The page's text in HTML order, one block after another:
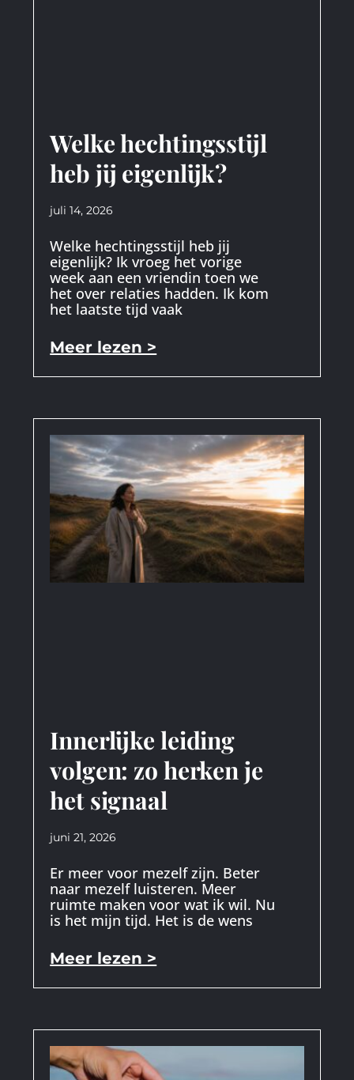
Welke hechtingsstijl
heb jij eigenlijk?
juli 14, 2026
Welke hechtingsstijl heb jij
eigenlijk? Ik vroeg het vorige
week aan een vriendin toen we
het over relaties hadden. Ik kom
het laatste tijd vaak
Meer lezen >
Innerlijke leiding
volgen: zo herken je
het signaal
juni 21, 2026
Er meer voor mezelf zijn. Beter
naar mezelf luisteren. Meer
ruimte maken voor wat ik wil. Nu
is het mijn tijd. Het is de wens
Meer lezen >